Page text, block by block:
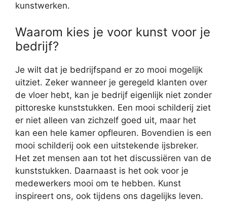
kunstwerken.
Waarom kies je voor kunst voor je
bedrijf?
Je wilt dat je bedrijfspand er zo mooi mogelijk
uitziet. Zeker wanneer je geregeld klanten over
de vloer hebt, kan je bedrijf eigenlijk niet zonder
pittoreske kunststukken. Een mooi schilderij ziet
er niet alleen van zichzelf goed uit, maar het
kan een hele kamer opfleuren. Bovendien is een
mooi schilderij ook een uitstekende ijsbreker.
Het zet mensen aan tot het discussiëren van de
kunststukken. Daarnaast is het ook voor je
medewerkers mooi om te hebben. Kunst
inspireert ons, ook tijdens ons dagelijks leven.